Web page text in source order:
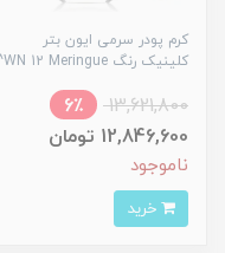
کرم پودر سرمی ایون بتر
کلینیک رنگ WN 12 Meringue^
13,621,800
6٪
12,846,600 تومان
ناموجود